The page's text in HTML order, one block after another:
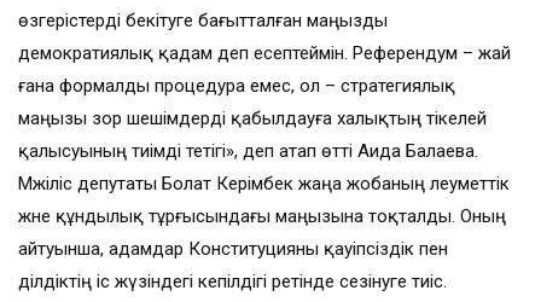
өзгерістерді бекітуге бағытталған маңызды
демократиялық қадам деп есептеймін. Референдум – жай
ғана формалды процедура емес, ол – стратегиялық
маңызы зор шешімдерді қабылдауға халықтың тікелей
қалысуының тиімді тетігі», деп атап өтті Аида Балаева.
Мәжіліс депутаты Болат Керімбек жаңа жобаның әлеуметтік
және құндылық тұрғысындағы маңызына тоқталды. Оның
айтуынша, адамдар Конституцияны қауіпсіздік пен
әділдіктің іс жүзіндегі кепілдігі ретінде сезінуге тиіс.